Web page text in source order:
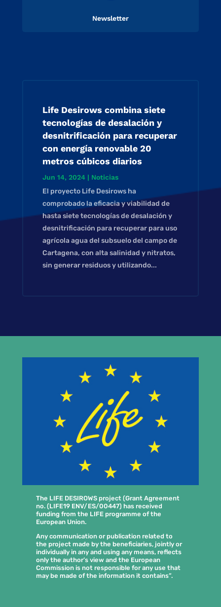
Newsletter
Life Desirows combina siete
tecnologías de desalación y
desnitrificación para recuperar
con energía renovable 20
metros cúbicos diarios
Jun 14, 2024| Noticias
El proyecto Life Desirows ha
comprobado la eficacia y viabilidad de
hasta siete tecnologías de desalación y
desnitrificación para recuperar para uso
agrícola agua del subsuelo del campo de
Cartagena, con alta salinidad y nitratos,
sin generar residuos y utilizando...
The LIFE DESIROWS project (Grant Agreement
no. (LIFE19 ENV/ES/00447) has received
funding from the LIFE programme of the
European Union.
Any communication or publication related to
the project made by the beneficiaries, jointly or
individually in any and using any means, reflects
only the author’s view and the European
Commission is not responsible for any use that
may be made of the information it contains”.